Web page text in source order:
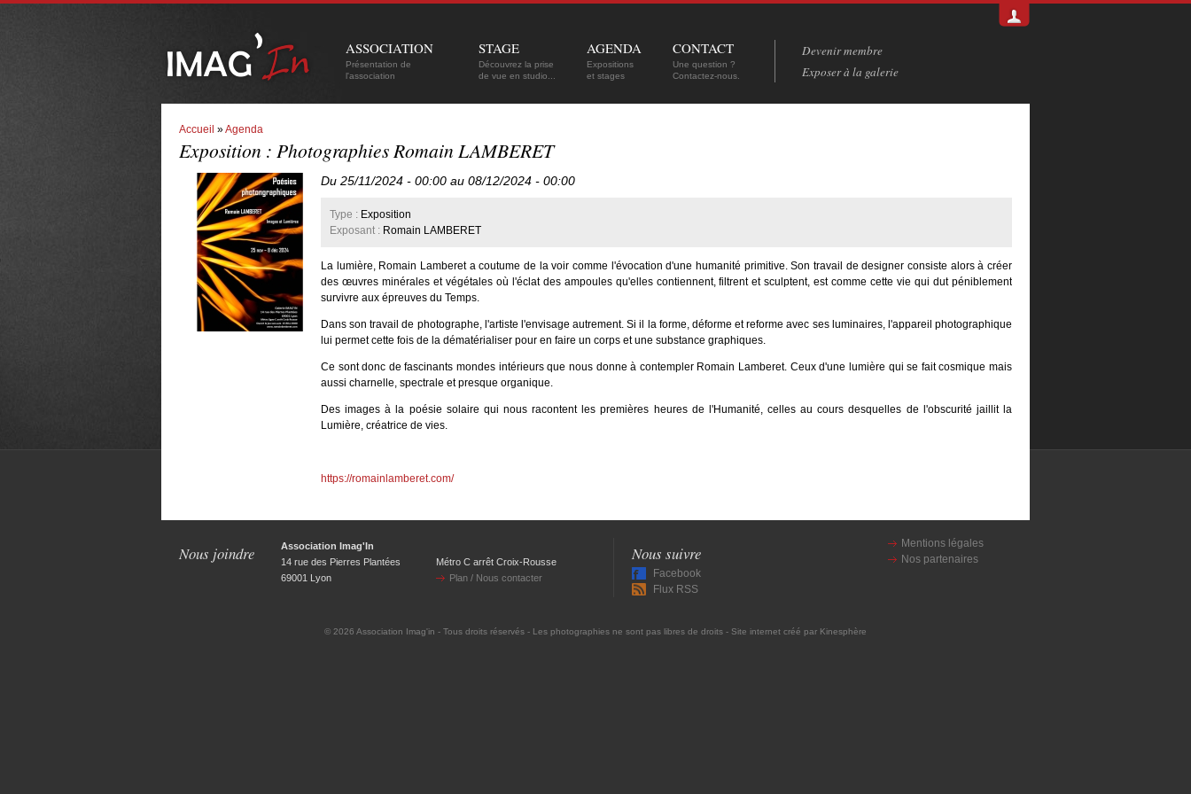
ASSOCIATION
Présentation de
l'association
STAGE
Découvrez la prise
de vue en studio...
AGENDA
Expositions
et stages
CONTACT
Une question ?
Contactez-nous.
Devenir membre
Exposer à la galerie
Accueil »Agenda
Exposition : Photographies Romain LAMBERET
Du 25/11/2024 - 00:00 au 08/12/2024 - 00:00
Type : Exposition
Exposant : Romain LAMBERET
La lumière, Romain Lamberet a coutume de la voir comme l'évocation d'une humanité primitive. Son travail de designer consiste alors à créer
des œuvres minérales et végétales où l'éclat des ampoules qu'elles contiennent, filtrent et sculptent, est comme cette vie qui dut péniblement
survivre aux épreuves du Temps.
Dans son travail de photographe, l'artiste l'envisage autrement. Si il la forme, déforme et reforme avec ses luminaires, l'appareil photographique
lui permet cette fois de la dématérialiser pour en faire un corps et une substance graphiques.
Ce sont donc de fascinants mondes intérieurs que nous donne à contempler Romain Lamberet. Ceux d'une lumière qui se fait cosmique mais
aussi charnelle, spectrale et presque organique.
Des images à la poésie solaire qui nous racontent les premières heures de l'Humanité, celles au cours desquelles de l'obscurité jaillit la
Lumière, créatrice de vies.
https://romainlamberet.com/
Nous joindre
Association Imag'In
14 rue des Pierres Plantées
69001 Lyon
Métro C arrêt Croix-Rousse
Plan / Nous contacter
Nous suivre
Facebook
Flux RSS
Mentions légales
Nos partenaires
© 2026 Association Imag'in - Tous droits réservés - Les photographies ne sont pas libres de droits - Site internet créé par Kinesphère